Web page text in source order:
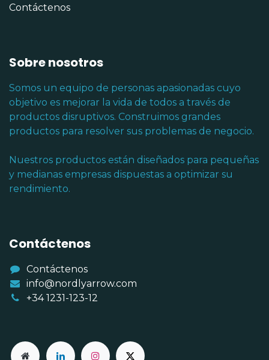
Contáctenos
Sobre nosotros
Somos un equipo de personas apasionadas cuyo
objetivo es mejorar la vida de todos a través de
productos disruptivos. Construimos grandes
productos para resolver sus problemas de negocio.
Nuestros productos están diseñados para pequeñas
y medianas empresas dispuestas a optimizar su
rendimiento.
Contáctenos
Contáctenos
info@nordlyarrow.com
+34 1231-123-12